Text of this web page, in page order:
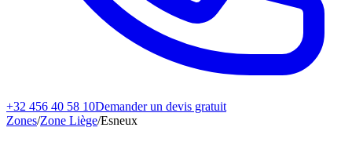
+32 456 40 58 10Demander un devis gratuit
Zones/Zone Liège/Esneux